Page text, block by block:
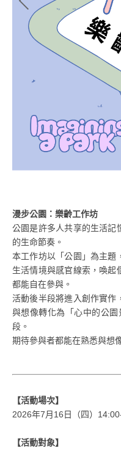
漫步公園：樂齡工作坊
公園是許多人共享的生活記
的生命節奏。
本工作坊以「公園」為主題
生活情境與感官線索，喚起
都能自在參與。
活動後半段將進入創作實作
與想像轉化為「心中的公
段。
期待參與者都能在熟悉與想
【活動場次】
2026年7月16日（四）
【活動對象】